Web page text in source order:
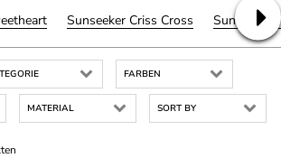
Sunseeker Criss Cross Sunseeker
FARBEN
MATERIAL SORT BY